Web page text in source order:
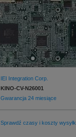
IEI Integration Corp.
KINO-CV-N26001
Gwarancja 24 miesiące
Sprawdź czasy i koszty